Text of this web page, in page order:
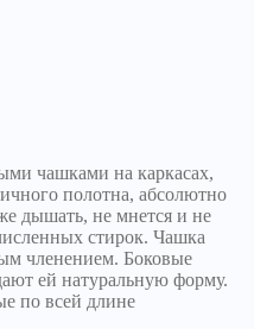
чашками на каркасах,
полотна, абсолютно
дышать, не мнется и не
стирок. Чашка
членением. Боковые
ей натуральную форму.
по всей длине